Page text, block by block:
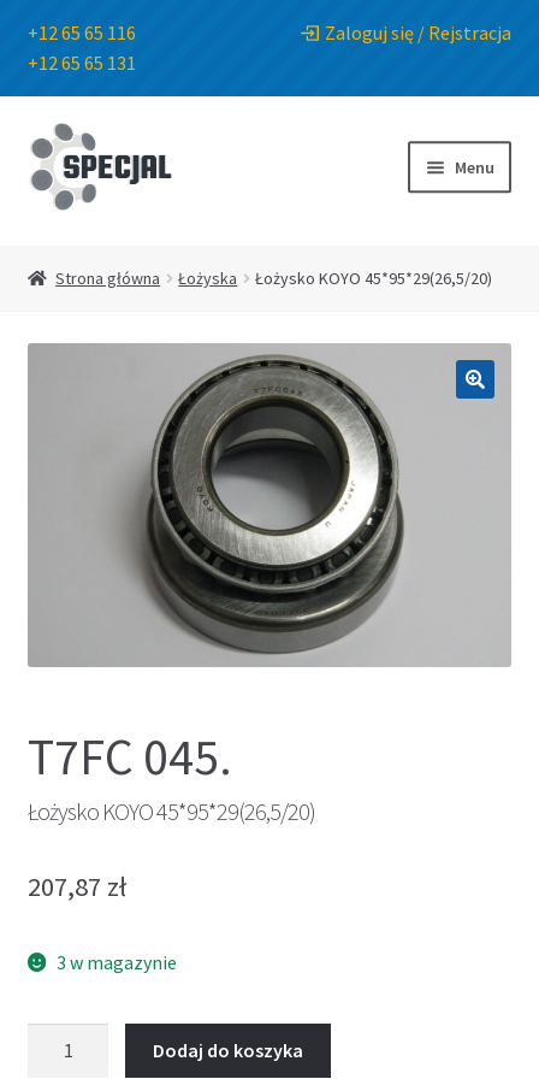
+12 65 65 116
+12 65 65 131
Zaloguj się / Rejstracja
Przejdź
do
nawigacji
Przejdź
do
treści
Menu
Strona główna Łożyska Łożysko KOYO 45*95*29(26,5/20)
T7FC 045.
Łożysko KOYO 45*95*29(26,5/20)
207,87 zł
3 w magazynie
Dodaj do koszyka